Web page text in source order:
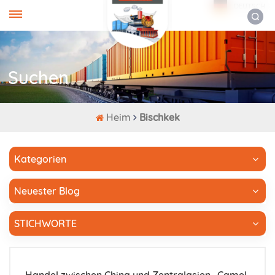
Suchen
Heim Bischkek
Kategorien
Neuester Blog
STICHWORTE